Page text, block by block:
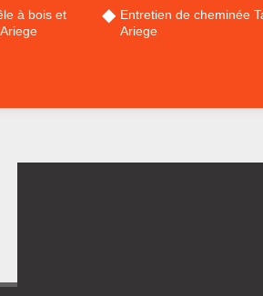
à bois et
Entretien de cheminée
Ariege